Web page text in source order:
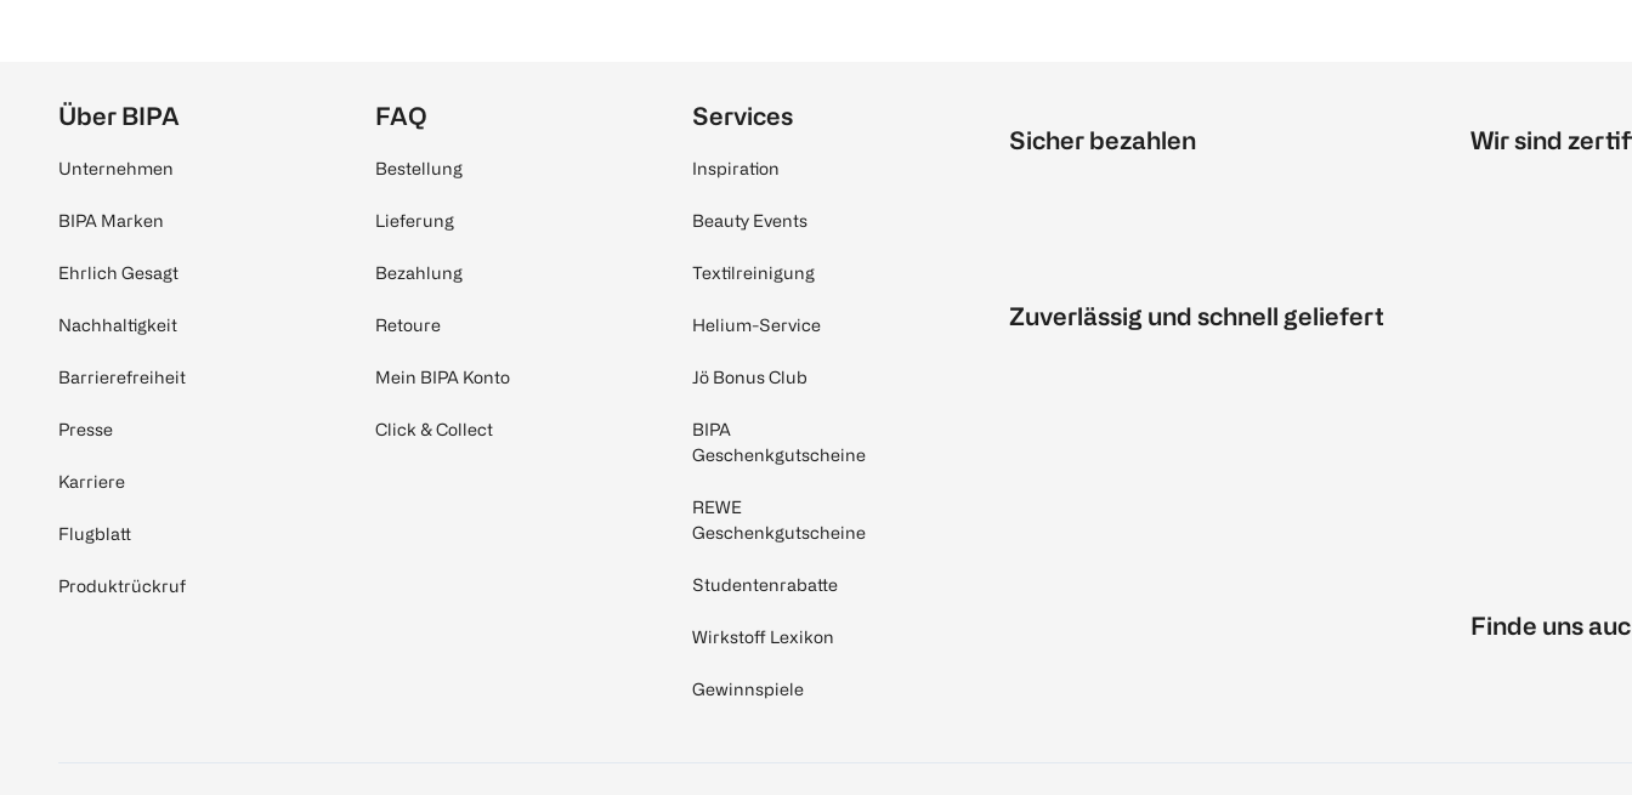
Über BIPA
Unternehmen
BIPA Marken
Ehrlich Gesagt
Nachhaltigkeit
Barrierefreiheit
Presse
Karriere
Flugblatt
Produktrückruf
FAQ
Bestellung
Lieferung
Bezahlung
Retoure
Mein BIPA Konto
Click & Collect
Services
Inspiration
Beauty Events
Textilreinigung
Helium-Service
Jö Bonus Club
BIPA
Geschenkgutscheine
REWE
Geschenkgutscheine
Studentenrabatte
Wirkstoff Lexikon
Gewinnspiele
Sicher bezahlen
Zuverlässig und schnell geliefert
Wir sind
Finde uns